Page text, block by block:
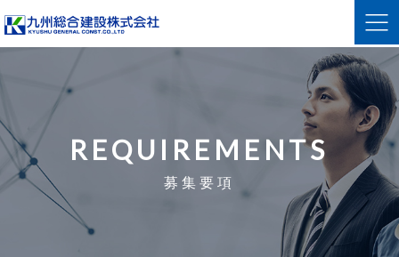
REQUIREMENTS
募集要項